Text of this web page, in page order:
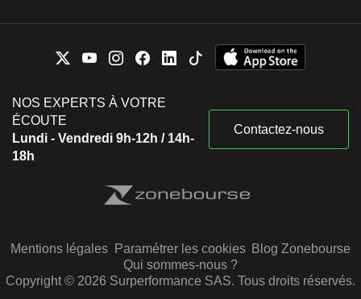
NOS EXPERTS À VOTRE
ÉCOUTE
Lundi - Vendredi 9h-12h / 14h-
18h
Contactez-nous
Mentions légales Paramétrer les cookies Blog Zonebourse
Qui sommes-nous ?
Copyright © 2026 Surperformance SAS. Tous droits réservés.